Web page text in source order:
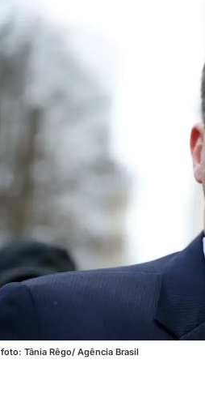
foto: Tânia Rêgo/ Agência Brasil